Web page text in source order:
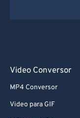
Video Conversor
MP4 Conversor
Video para GIF